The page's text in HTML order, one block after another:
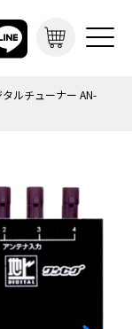
ルチューナー AN-